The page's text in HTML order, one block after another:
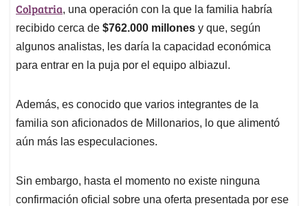
Colpatria, una operación con la que la familia habría
recibido cerca de $762.000 millones y que, según
algunos analistas, les daría la capacidad económica
para entrar en la puja por el equipo albiazul.
Además, es conocido que varios integrantes de la
familia son aficionados de Millonarios, lo que alimentó
aún más las especulaciones.
Sin embargo, hasta el momento no existe ninguna
confirmación oficial sobre una oferta presentada por ese